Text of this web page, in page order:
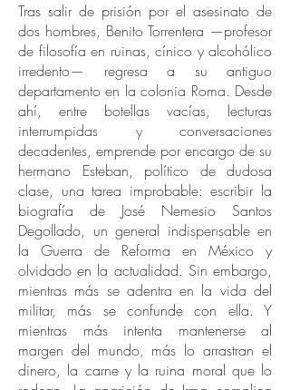
Tras salir de prisión por el asesinato de
dos hombres, Benito Torrentera —profesor
de filosofía en ruinas, cínico y alcohólico
irredento— regresa a su antiguo
departamento en la colonia Roma. Desde
ahí, entre botellas vacías, lecturas
interrumpidas y conversaciones
decadentes, emprende por encargo de su
hermano Esteban, político de dudosa
clase, una tarea improbable: escribir la
biografía de José Nemesio Santos
Degollado, un general indispensable en
la Guerra de Reforma en México y
olvidado en la actualidad. Sin embargo,
mientras más se adentra en la vida del
militar, más se confunde con ella. Y
mientras más intenta mantenerse al
margen del mundo, más lo arrastran el
dinero, la carne y la ruina moral que lo